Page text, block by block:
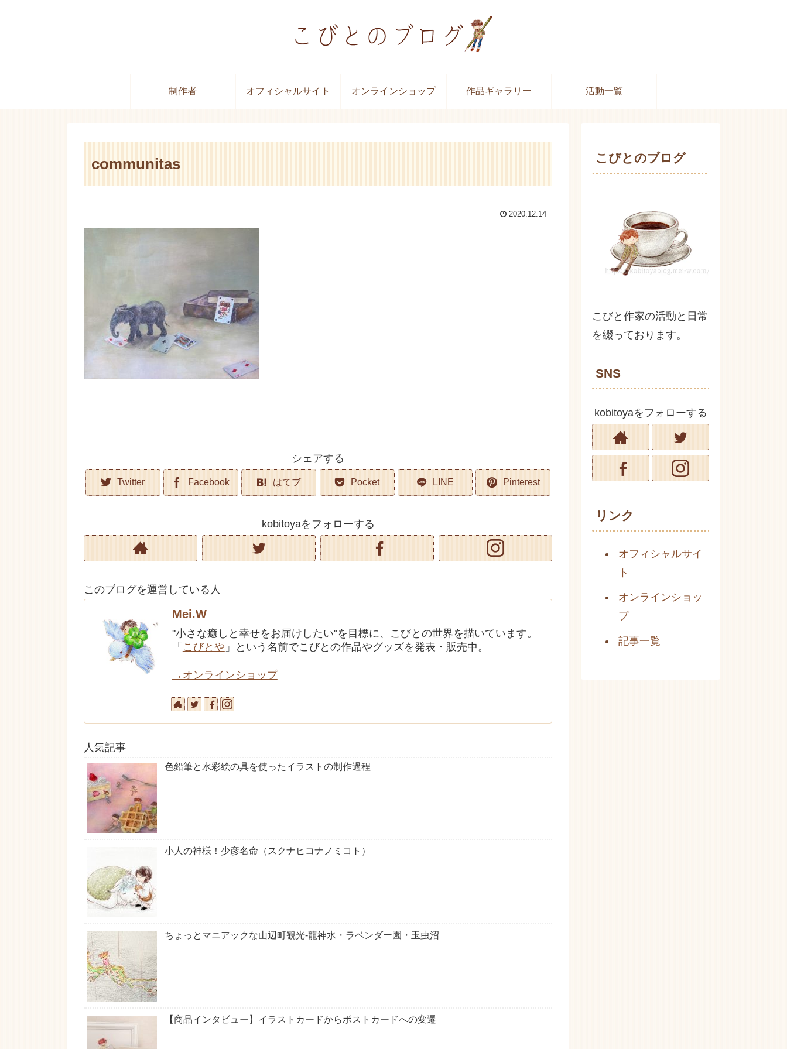
制作者 オフィシャルサイト オンラインショップ 作品ギャラリー 活動一覧
communitas
2020.12.14
シェアする
Twitter Facebook はてブ Pocket LINE Pinterest
kobitoyaをフォローする
このブログを運営している人
Mei.W
"小さな癒しと幸せをお届けしたい"を目標に、こびとの世界を描いています。
「 こびとや 」という名前でこびとの作品やグッズを発表・販売中。
→オンラインショップ
人気記事
色鉛筆と水彩絵の具を使ったイラストの制作過程
小人の神様！少彦名命（スクナヒコナノミコト）
ちょっとマニアックな山辺町観光-龍神水・ラベンダー園・玉虫沼
【商品インタビュー】イラストカードからポストカードへの変遷
こびとのブログ
こびと作家の活動と日常
を綴っております。
SNS
kobitoyaをフォローする
リンク
オフィシャルサイ
ト
オンラインショッ
プ
記事一覧